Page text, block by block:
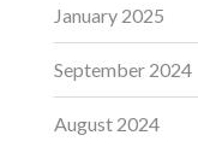
January 2025
September 2024
August 2024